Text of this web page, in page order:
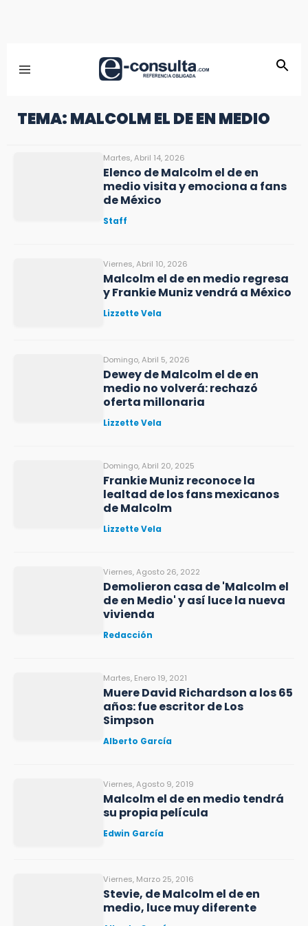
TEMA: MALCOLM EL DE EN MEDIO
Martes, Abril 14, 2026
Elenco de Malcolm el de en
medio visita y emociona a fans
de México
Staff
Viernes, Abril 10, 2026
Malcolm el de en medio regresa
y Frankie Muniz vendrá a México
Lizzette Vela
Domingo, Abril 5, 2026
Dewey de Malcolm el de en
medio no volverá: rechazó
oferta millonaria
Lizzette Vela
Domingo, Abril 20, 2025
Frankie Muniz reconoce la
lealtad de los fans mexicanos
de Malcolm
Lizzette Vela
Viernes, Agosto 26, 2022
Demolieron casa de 'Malcolm el
de en Medio' y así luce la nueva
vivienda
Redacción
Martes, Enero 19, 2021
Muere David Richardson a los 65
años: fue escritor de Los
Simpson
Alberto García
Viernes, Agosto 9, 2019
Malcolm el de en medio tendrá
su propia película
Edwin García
Viernes, Marzo 25, 2016
Stevie, de Malcolm el de en
medio, luce muy diferente